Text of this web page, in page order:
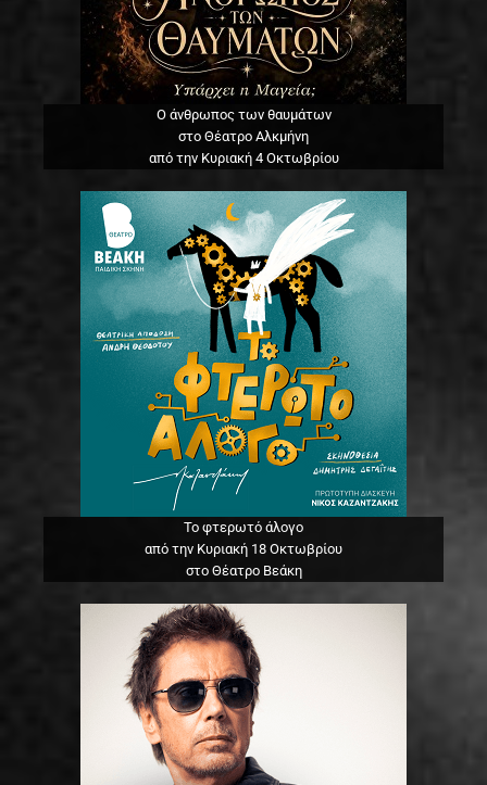
Ο άνθρωπος των θαυμάτων
στο Θέατρο Αλκμήνη
από την Κυριακή 4 Οκτωβρίου
Το φτερωτό άλογο
από την Κυριακή 18 Οκτωβρίου
στο Θέατρο Βεάκη